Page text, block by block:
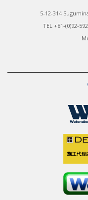
5-12-314
TEL +81-(0)92-